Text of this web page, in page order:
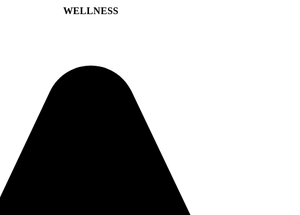
WELLNESS